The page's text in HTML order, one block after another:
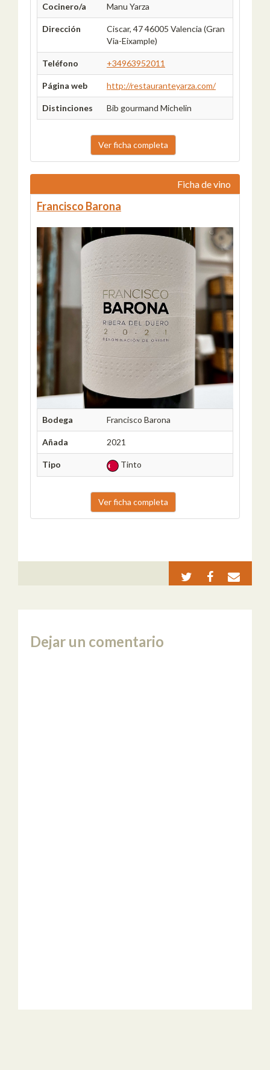
Cocinero/a Manu Yarza
Dirección
Ciscar, 47 46005 Valencia (Gran
Via-Eixample)
Teléfono +34963952011
Página web http://restauranteyarza.com/
Distinciones Bib gourmand Michelin
Ver ficha completa
Ficha de vino
Francisco Barona
Bodega Francisco Barona
Añada 2021
Tipo Tinto
Ver ficha completa
Dejar un comentario